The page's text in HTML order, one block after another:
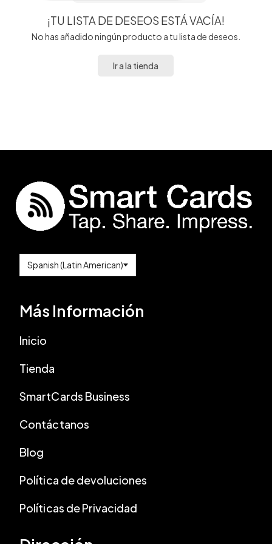
¡TU LISTA DE DESEOS ESTÁ VACÍA!
No has añadido ningún producto a tu lista de deseos.
Ir a la tienda
Más Información
Inicio
Tienda
SmartCards Business
Contáctanos
Blog
Política de devoluciones
Políticas de Privacidad